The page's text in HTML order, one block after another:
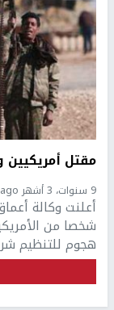
مقتل أمريكيين
9 سنوات، 3 أشهر ago
أعلنت وكالة
شخصا من
هجوم للتنظيم